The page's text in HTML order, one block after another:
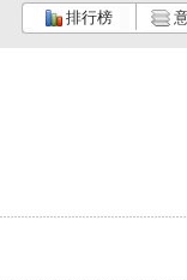
排行榜